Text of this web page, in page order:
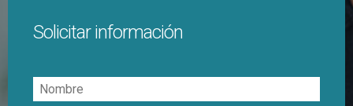
Solicitar información
Nombre